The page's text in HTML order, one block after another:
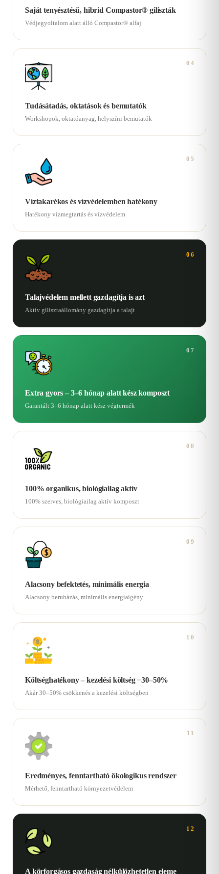
Saját tenyésztésű, hibrid Compastor® giliszták
Védjegyoltalom alatt álló Compastor® alfaj
04
Tudásátadás, oktatások és bemutatók
Workshopok, oktatóanyag, helyszíni bemutatók
05
Víztakarékos és vízvédelemben hatékony
Hatékony vízmegtartás és vízvédelem
06
Talajvédelem mellett gazdagítja is azt
Aktív gilisztaállomány gazdagítja a talajt
07
Extra gyors – 3–6 hónap alatt kész komposzt
Garantált 3–6 hónap alatt kész végtermék
08
100% organikus, biológiailag aktív
100% szerves, biológiailag aktív komposzt
09
Alacsony befektetés, minimális energia
Alacsony beruházás, minimális energiaigény
10
Költséghatékony – kezelési költség −30–50%
Akár 30–50% csökkenés a kezelési költségben
11
Eredményes, fenntartható ökologikus rendszer
Mérhető, fenntartható környezetvédelem
12
A körforgásos gazdaság nélkülözhetetlen eleme